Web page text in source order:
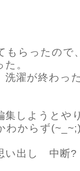
もらったので
。
洗濯が終わっ
集しようとや
わからず
い出し 中断?